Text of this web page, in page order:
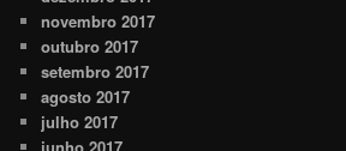
novembro 2017
outubro 2017
setembro 2017
agosto 2017
julho 2017